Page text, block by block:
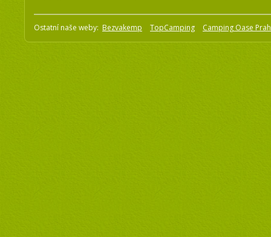
Ostatní naše weby: Bezvakemp TopCamping Camping Oase